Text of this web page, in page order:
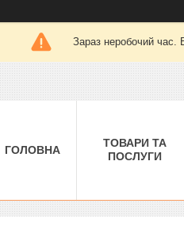
Зараз неробочий час.
ГОЛОВНА
ТОВАРИ ТА
ПОСЛУГИ